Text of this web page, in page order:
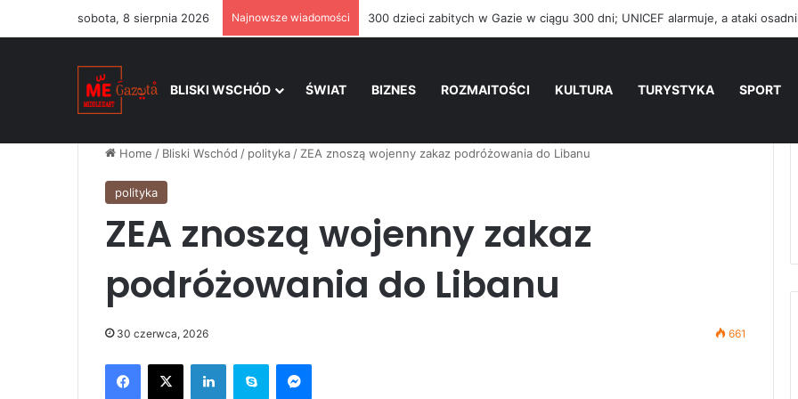
sobota, 8 sierpnia 2026 Najnowsze wiadomości
BLISKI WSCHÓD ŚWIAT BIZNES ROZMAITOŚCI KULTURA TURYSTYKA SPORT
Home / Bliski Wschód / polityka / ZEA znoszą wojenny zakaz podróżowania do Libanu
polityka
ZEA znoszą wojenny zakaz
podróżowania do Libanu
30 czerwca, 2026 661